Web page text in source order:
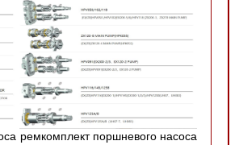
ремкомплект поршневого насоса